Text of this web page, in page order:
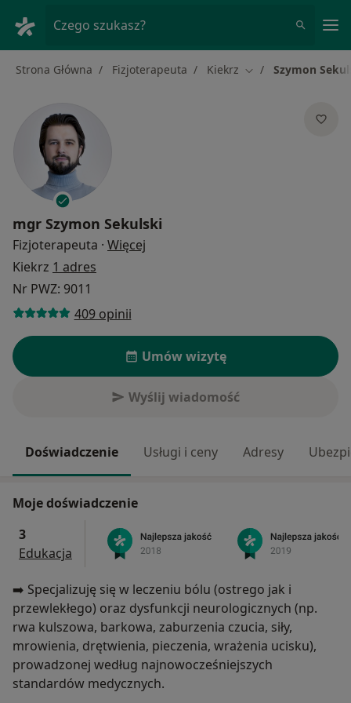
Czego szukasz?
Strona Główna Fizjoterapeuta Kiekrz Zmień miasto
Szymon
mgr Szymon Sekulski
Fizjoterapeuta · Więcej
Kiekrz 1 adres
Nr PWZ: 9011
409 opinii
Umów wizytę
Wyślij wiadomość
Doświadczenie Usługi i ceny Adresy
Moje doświadczenie
3
Edukacja
➡️ Specjalizuję się w leczeniu bólu (ostrego jak i
przewlekłego) oraz dysfunkcji neurologicznych (np.
rwa kulszowa, barkowa, zaburzenia czucia, siły,
mrowienia, drętwienia, pieczenia, wrażenia ucisku),
prowadzonej według najnowocześniejszych
standardów medycznych.